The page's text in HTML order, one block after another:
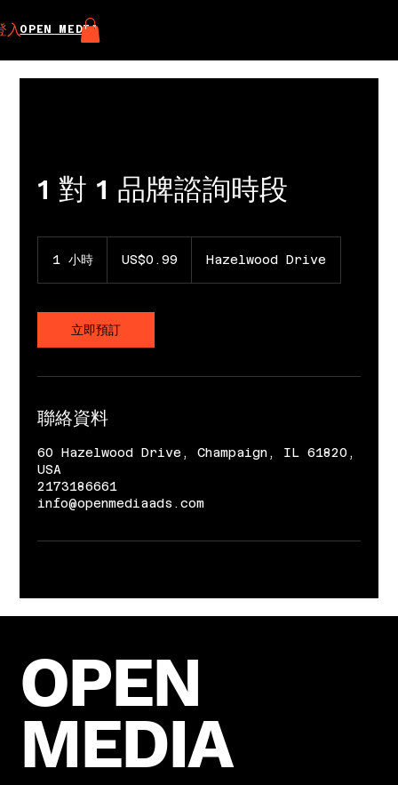
OPEN MEDIA
入
1 對 1 品牌諮詢時段
1 小時 US$0.99 Hazelwood Drive
立即預訂
聯絡資料
60 Hazelwood Drive, Champaign, IL 61820,
USA
2173186661
info@openmediaads.com
OPEN
MEDIA